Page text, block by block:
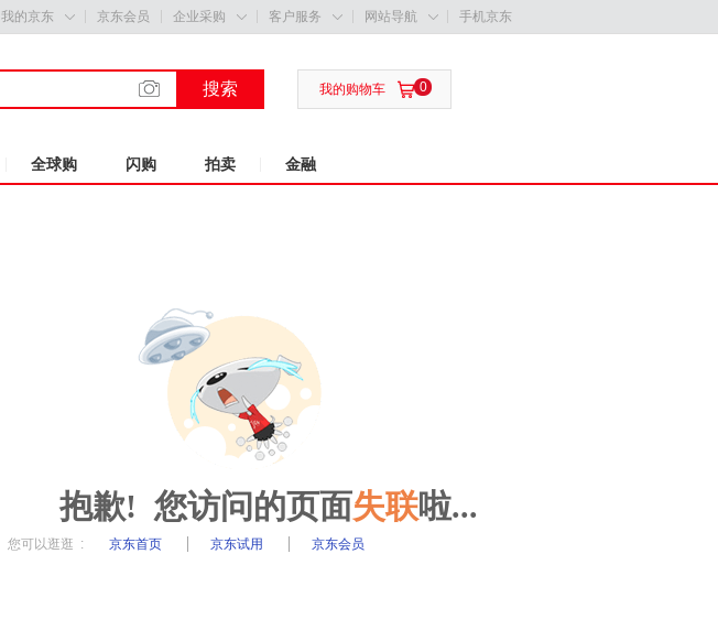
我的京东  京东会员 企业采购  客户服务  网站导航  手机京东
搜索  0
我的购物车
全球购 闪购 拍卖 金融
抱歉! 您访问的页面失联啦...
您可以逛逛 : 京东首页 京东试用 京东会员